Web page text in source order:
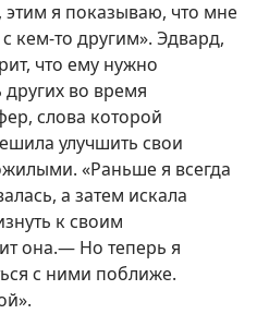
я показываю, что мне
кем-то другим». Эдвард,
что ему нужно
других во время
слова которой
улучшить свои
«Раньше я всегда
а затем искала
к своим
она.— Но теперь я
с ними поближе.